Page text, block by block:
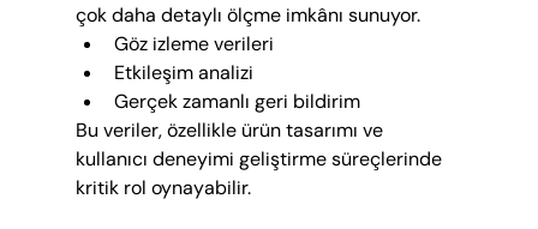
çok daha detaylı ölçme imkânı sunuyor.
Göz izleme verileri
Etkileşim analizi
Gerçek zamanlı geri bildirim
Bu veriler, özellikle ürün tasarımı ve
kullanıcı deneyimi geliştirme süreçlerinde
kritik rol oynayabilir.